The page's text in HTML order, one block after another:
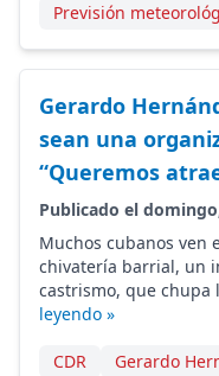
Previsión
Gerardo
sean una
“Queremos
Publicado el
Muchos cubanos ven
chivatería barrial, un
castrismo, que chupa
leyendo »
CDR
Gerardo